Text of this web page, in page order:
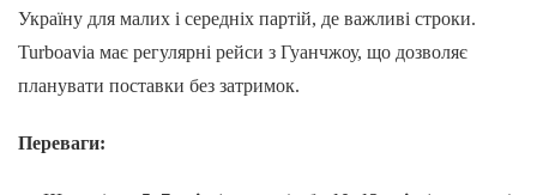
Україну для малих і середніх партій, де важливі строки.
Turboavia має регулярні рейси з Гуанчжоу, що дозволяє
планувати поставки без затримок.
Переваги: